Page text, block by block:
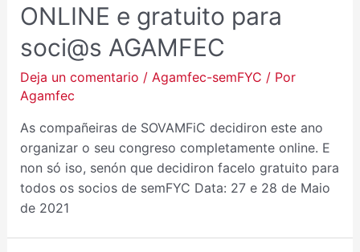
ONLINE e gratuito para
soci@s AGAMFEC
Deja un comentario / Agamfec-semFYC / Por
Agamfec
As compañeiras de SOVAMFiC decidiron este ano
organizar o seu congreso completamente online. E
non só iso, senón que decidiron facelo gratuito para
todos os socios de semFYC Data: 27 e 28 de Maio
de 2021